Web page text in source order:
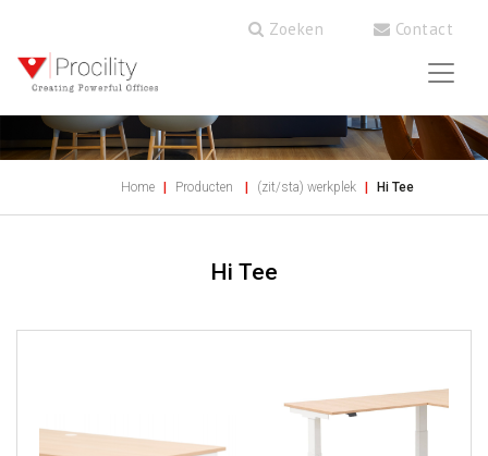
Zoeken Contact
Home Producten (zit/sta) werkplek Hi Tee
Hi Tee